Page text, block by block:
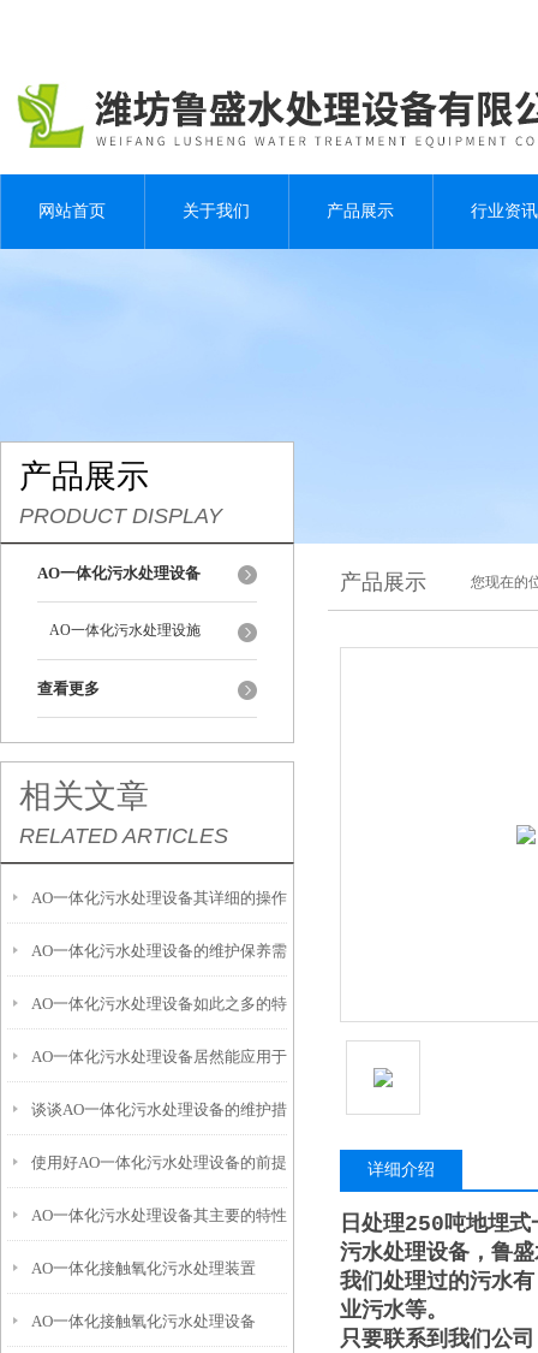
网站首页 关于我们 产品展示 行业资讯
产品展示
PRODUCT DISPLAY
AO一体化污水处理设备
AO一体化污水处理设施
查看更多
相关文章
RELATED ARTICLES
AO一体化污水处理设备其详细的操作
步骤如下
AO一体化污水处理设备的维护保养需
从以下方面入手
AO一体化污水处理设备如此之多的特
点，你可知晓？
AO一体化污水处理设备居然能应用于
如此之多的领域
谈谈AO一体化污水处理设备的维护措
施
使用好AO一体化污水处理设备的前提
是什么？
AO一体化污水处理设备其主要的特性
都有哪些呢？
AO一体化接触氧化污水处理装置
AO一体化接触氧化污水处理设备
产品展示 您现在的
详细介绍
日处理250吨地埋
污水处理设备，鲁
我们处理过的污水
业污水等。
只要联系到我们公